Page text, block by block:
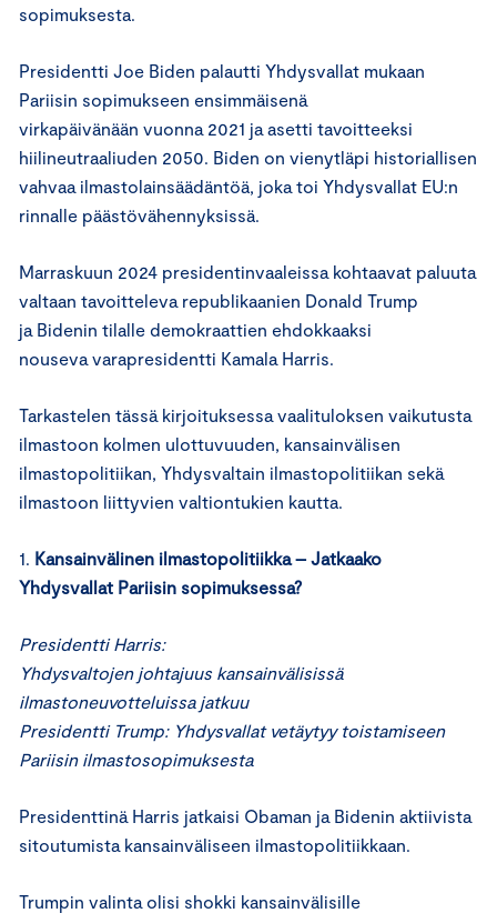
sopimuksesta.
Presidentti Joe Biden palautti Yhdysvallat mukaan
Pariisin sopimukseen ensimmäisenä
virkapäivänään vuonna 2021 ja asetti tavoitteeksi
hiilineutraaliuden 2050. Biden on vienytläpi historiallisen
vahvaa ilmastolainsäädäntöä, joka toi Yhdysvallat EU:n
rinnalle päästövähennyksissä.
Marraskuun 2024 presidentinvaaleissa kohtaavat paluuta
valtaan tavoitteleva republikaanien Donald Trump
ja Bidenin tilalle demokraattien ehdokkaaksi
nouseva varapresidentti Kamala Harris.
Tarkastelen tässä kirjoituksessa vaalituloksen vaikutusta
ilmastoon kolmen ulottuvuuden, kansainvälisen
ilmastopolitiikan, Yhdysvaltain ilmastopolitiikan sekä
ilmastoon liittyvien valtiontukien kautta.
1. Kansainvälinen ilmastopolitiikka – Jatkaako
Yhdysvallat Pariisin sopimuksessa?
Presidentti Harris:
Yhdysvaltojen johtajuuskansainvälisissä
ilmastoneuvotteluissa jatkuu
Presidentti Trump: Yhdysvallat vetäytyy toistamiseen
Pariisin ilmastosopimuksesta
Presidenttinä Harris jatkaisi Obaman ja Bidenin aktiivista
sitoutumista kansainväliseen ilmastopolitiikkaan.
Trumpin valinta olisi shokki kansainvälisille